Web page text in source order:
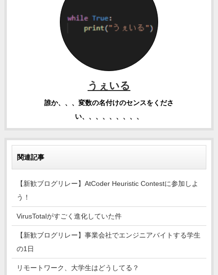
うぇいる
誰か、、、変数の名付けのセンスをくださ
い、、、、、、、、、
関連記事
【新歓ブログリレー】AtCoder Heuristic Contestに参加しよ
う！
VirusTotalがすごく進化していた件
【新歓ブログリレー】事業会社でエンジニアバイトする学生
の1日
リモートワーク、大学生はどうしてる？